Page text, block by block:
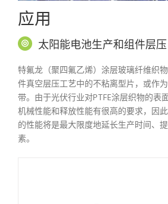
应用
太阳能电池生产和组件层压
特氟龙（聚四氟乙烯）涂层玻璃纤维织
件真空层压工艺中的不粘离型片，或作
带。由于光伏行业对PTFE涂层织物的表
机械性能和释放性能有很高的要求，因
的性能将是最大限度地延长生产时间、
素。